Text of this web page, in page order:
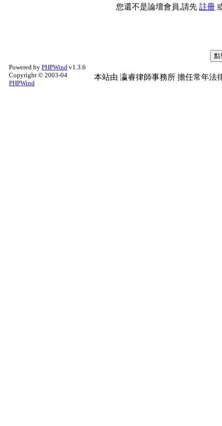
您還不是論壇會員,請先 註冊
Powered by PHPWind v1.3.6
Copyright © 2003-04
PHPWind
本站由 瀛睿律師事務所 擔任常年法